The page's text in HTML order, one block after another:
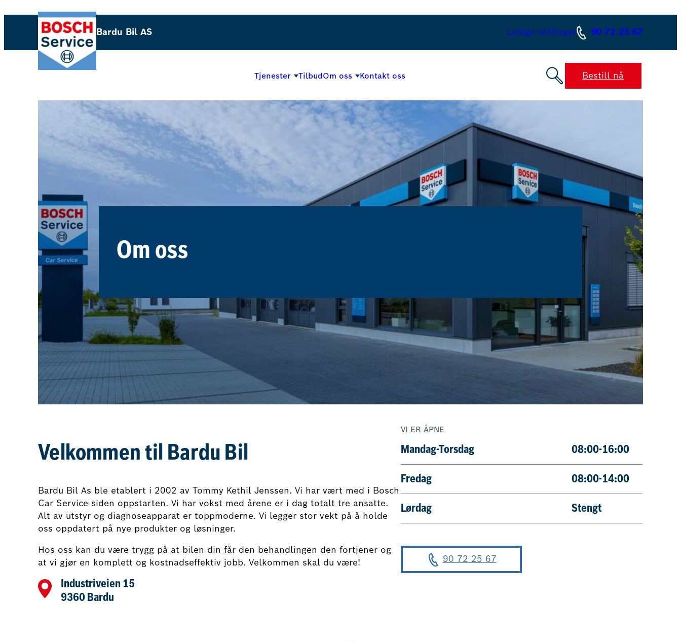
Bardu Bil AS Ledige stillinger 90 72 25 67
Tjenester TilbudOm oss Kontakt oss Bestill nå
Om oss
Velkommen til Bardu Bil
Bardu Bil As ble etablert i 2002 av Tommy Kethil Jenssen. Vi har vært med i Bosch
Car Service siden oppstarten. Vi har vokst med årene er i dag totalt tre ansatte.
Alt av utstyr og diagnoseapparat er toppmoderne. Vi legger stor vekt på å holde
oss oppdatert på nye produkter og løsninger.
Hos oss kan du være trygg på at bilen din får den behandlingen den fortjener og
at vi gjør en komplett og kostnadseffektiv jobb. Velkommen skal du være!
Industriveien 15
9360 Bardu
VI ER ÅPNE
Mandag-Torsdag 08:00-16:00
Fredag 08:00-14:00
Lørdag Stengt
90 72 25 67